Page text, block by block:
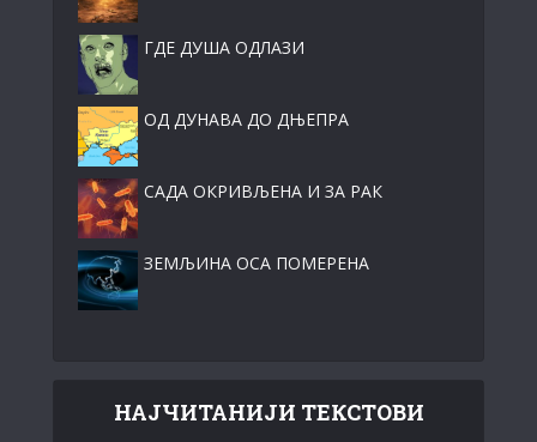
ГДЕ ДУША ОДЛАЗИ
ОД ДУНАВА ДО ДЊЕПРА
САДА ОКРИВЉЕНА И ЗА РАК
ЗЕМЉИНА ОСА ПОМЕРЕНА
НАЈЧИТАНИЈИ ТЕКСТОВИ